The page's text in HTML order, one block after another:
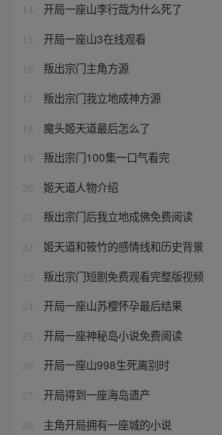
14 开局一座山李行哉为什么死了
15 开局一座山3在线观看
16 叛出宗门主角方源
17 叛出宗门我立地成神方源
18 魔头姬天道最后怎么了
19 叛出宗门100集一口气看完
20 姬天道人物介绍
21 叛出宗门后我立地成佛免费阅读
22 姬天道和筱竹的感情线和历史背景
23 叛出宗门短剧免费观看完整版视频
24 开局一座山苏樱怀孕最后结果
25 开局一座神秘岛小说免费阅读
26 开局一座山998生死离别时
27 开局得到一座海岛遗产
28 主角开局拥有一座城的小说